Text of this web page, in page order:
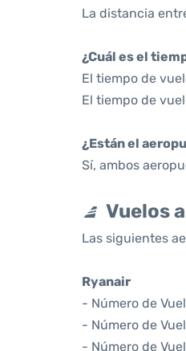
La distancia
¿Cuál es el
El tiempo de
El tiempo de
¿Están el
Sí, ambos
Vuelos
Las siguientes
Ryanair
- Número de
- Número de
- Número de